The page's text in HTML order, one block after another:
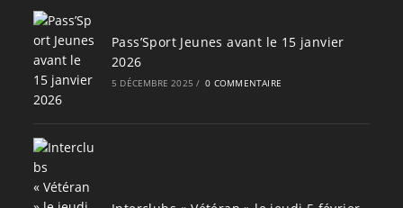
Pass’Sport Jeunes avant le 15 janvier
2026
5 DÉCEMBRE 2025 / 0 COMMENTAIRE